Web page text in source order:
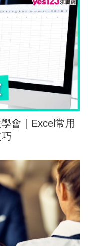
會｜Excel常用